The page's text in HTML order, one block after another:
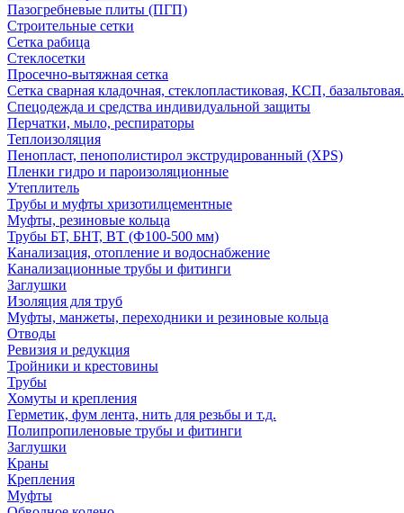
Пазогребневые плиты (ПГП)
Строительные сетки
Сетка рабица
Стеклосетки
Просечно-вытяжная сетка
Сетка сварная кладочная, стеклопластиковая, КСП, базальтовая.
Спецодежда и средства индивидуальной защиты
Перчатки, мыло, респираторы
Теплоизоляция
Пенопласт, пенополистирол экструдированный (XPS)
Пленки гидро и пароизоляционные
Утеплитель
Трубы и муфты хризотилцементные
Муфты, резиновые кольца
Трубы БТ, БНТ, ВТ (Ф100-500 мм)
Канализация, отопление и водоснабжение
Канализационные трубы и фитинги
Заглушки
Изоляция для труб
Муфты, манжеты, переходники и резиновые кольца
Отводы
Ревизия и редукция
Тройники и крестовины
Трубы
Хомуты и крепления
Герметик, фум лента, нить для резьбы и т.д.
Полипропиленовые трубы и фитинги
Заглушки
Краны
Крепления
Муфты